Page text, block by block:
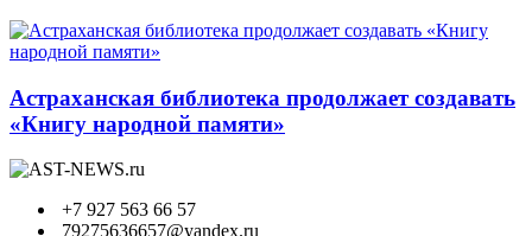
Астраханская библиотека продолжает создавать
«Книгу народной памяти»
+7 927 563 66 57
79275636657@yandex.ru